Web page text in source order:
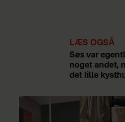
LÆS OGSÅ
Søs var
noget andet,
det lille